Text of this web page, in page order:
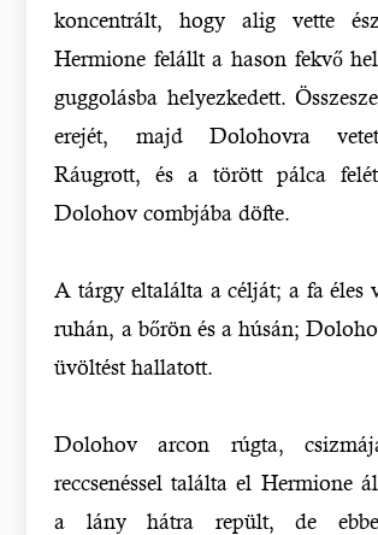
koncentrált, hogy alig vette
Hermione felállt a hason fekvő
guggolásba helyezkedett.
erejét, majd Dolohovra
Ráugrott, és a törött pálca felét
Dolohov combjába döfte.
A tárgy eltalálta a célját; a fa éles
ruhán, a bőrön és a húsán;
üvöltést hallatott.
Dolohov arcon rúgta,
reccsenéssel találta el Hermione
a lány hátra repült, de